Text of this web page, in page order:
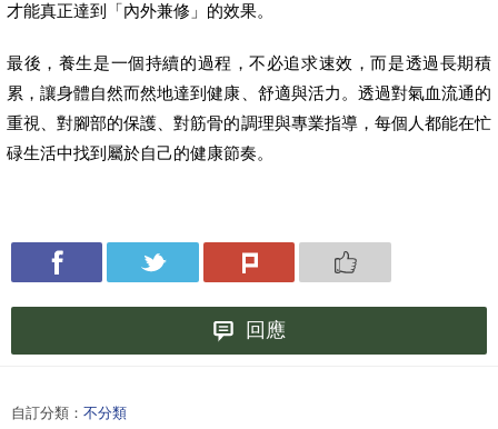
才能真正達到「內外兼修」的效果。
最後，養生是一個持續的過程，不必追求速效，而是透過長期積
累，讓身體自然而然地達到健康、舒適與活力。透過對氣血流通的
重視、對腳部的保護、對筋骨的調理與專業指導，每個人都能在忙
碌生活中找到屬於自己的健康節奏。
回應
自訂分類： 不分類